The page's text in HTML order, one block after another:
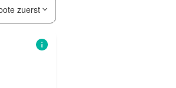
zuerst